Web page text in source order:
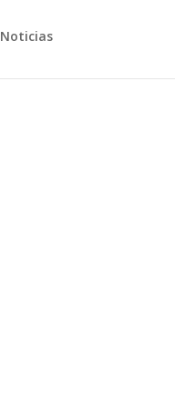
Noticias